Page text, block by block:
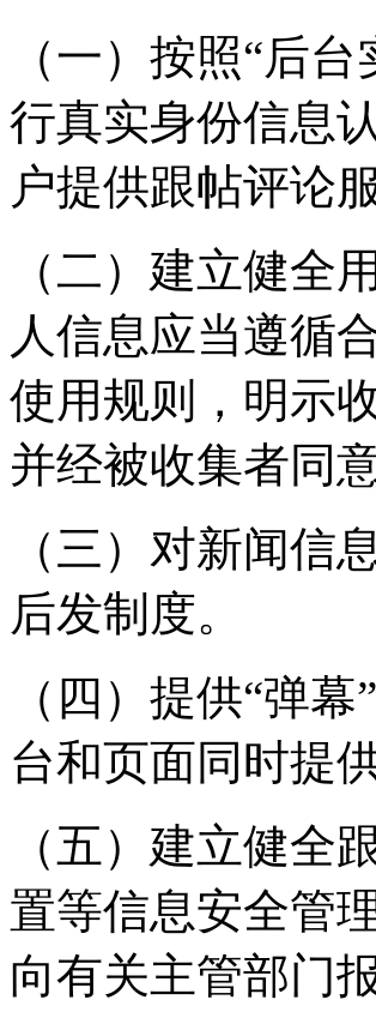
（一）按照“后
行真实身份信息
户提供跟帖评论服
（二）建立健全
人信息应当遵循
使用规则，明示
并经被收集者同意
（三）对新闻信
后发制度。
（四）提供“弹
台和页面同时提
（五）建立健全
置等信息安全管
向有关主管部门报